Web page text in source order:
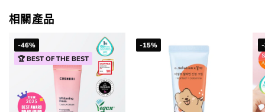
相關產品
-46%
🏆 BEST OF THE BEST
-15%